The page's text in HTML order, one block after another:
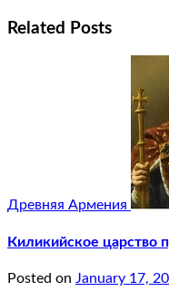
Related Posts
Древняя Армения
Киликийское царство
Posted on January 17,